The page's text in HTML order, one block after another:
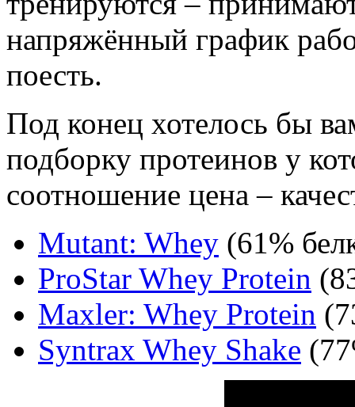
напряжённый график
поесть.
Под конец хотелось бы
подборку протеинов у
соотношение цена –
Mutant: Whey (61%
ProStar Whey Protein
Maxler: Whey Protein
Syntrax Whey Shake